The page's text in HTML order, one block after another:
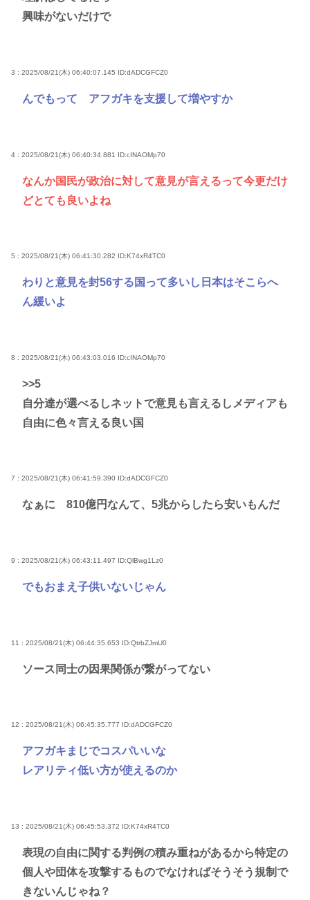
興味がないだけで
3 : 2025/08/21(木) 06:40:07.145 ID:dADCGFCZ0
んでもって アフガキを支援して増やすか
4 : 2025/08/21(木) 06:40:34.881 ID:cINAOMp70
なんか国民が政治に対して意見が言えるって今更だけ
どとても良いよね
5 : 2025/08/21(木) 06:41:30.282 ID:K74xR4TC0
わりと意見を封56する国って多いし日本はそこらへ
ん緩いよ
8 : 2025/08/21(木) 06:43:03.016 ID:cINAOMp70
>>5
自分達が選べるしネットで意見も言えるしメディアも
自由に色々言える良い国
7 : 2025/08/21(木) 06:41:59.390 ID:dADCGFCZ0
なぁに 810億円なんて、5兆からしたら安いもんだ
9 : 2025/08/21(木) 06:43:11.497 ID:QlBwg1Lz0
でもおまえ子供いないじゃん
11 : 2025/08/21(木) 06:44:35.653 ID:QtrbZJmU0
ソース同士の因果関係が繋がってない
12 : 2025/08/21(木) 06:45:35.777 ID:dADCGFCZ0
アフガキまじでコスパいいな
レアリティ低い方が使えるのか
13 : 2025/08/21(木) 06:45:53.372 ID:K74xR4TC0
表現の自由に関する判例の積み重ねがあるから特定の
個人や団体を攻撃するものでなければそうそう規制で
きないんじゃね？